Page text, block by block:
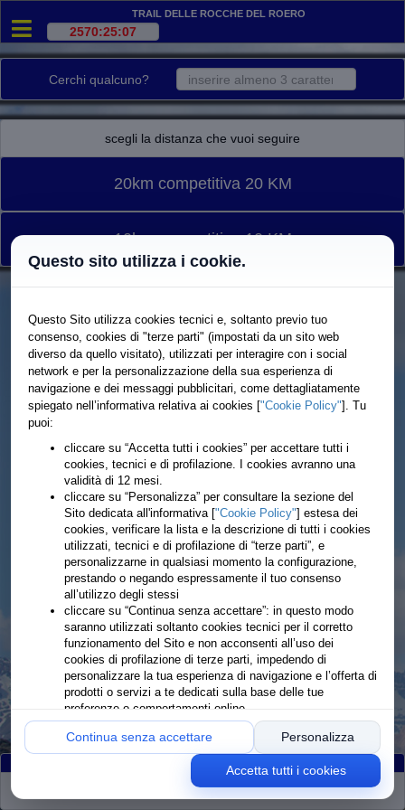
Trail delle Rocche del Roero
Cerchi qualcuno?
scegli la distanza che vuoi seguire
20km competitiva 20 KM
10km competitiva 10 KM
:288 Ritirati:1 Rimanenti:0
Questo sito utilizza i cookie.
Questo Sito utilizza cookies tecnici e, soltanto previo tuo
consenso, cookies di "terze parti" (impostati da un sito web
diverso da quello visitato), utilizzati per interagire con i social
network e per la personalizzazione della sua esperienza di
navigazione e dei messaggi pubblicitari, come dettagliatamente
spiegato nell’informativa relativa ai cookies ["Cookie Policy"]. Tu
puoi:
cliccare su “Accetta tutti i cookies” per accettare tutti i
cookies, tecnici e di profilazione. I cookies avranno una
validità di 12 mesi.
cliccare su “Personalizza” per consultare la sezione del
Sito dedicata all'informativa ["Cookie Policy"] estesa dei
cookies, verificare la lista e la descrizione di tutti i cookies
utilizzati, tecnici e di profilazione di “terze parti”, e
personalizzarne in qualsiasi momento la configurazione,
prestando o negando espressamente il tuo consenso
all’utilizzo degli stessi
cliccare su “Continua senza accettare”: in questo modo
saranno utilizzati soltanto cookies tecnici per il corretto
funzionamento del Sito e non acconsenti all’uso dei
cookies di profilazione di terze parti, impedendo di
personalizzare la tua esperienza di navigazione e l’offerta di
prodotti o servizi a te dedicati sulla base delle tue
preferenze o comportamenti online
Continua senza accettare Personalizza
Accetta tutti i cookies